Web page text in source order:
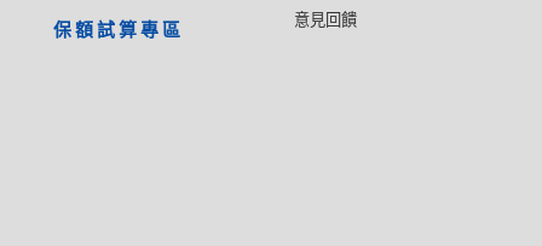
意見回饋
保額試算專區